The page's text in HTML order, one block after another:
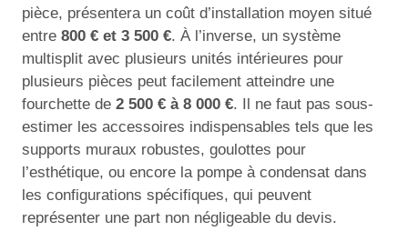
pièce, présentera un coût d’installation moyen situé
entre 800 € et 3 500 €. À l’inverse, un système
multisplit avec plusieurs unités intérieures pour
plusieurs pièces peut facilement atteindre une
fourchette de 2 500 € à 8 000 €. Il ne faut pas sous-
estimer les accessoires indispensables tels que les
supports muraux robustes, goulottes pour
l’esthétique, ou encore la pompe à condensat dans
les configurations spécifiques, qui peuvent
représenter une part non négligeable du devis.